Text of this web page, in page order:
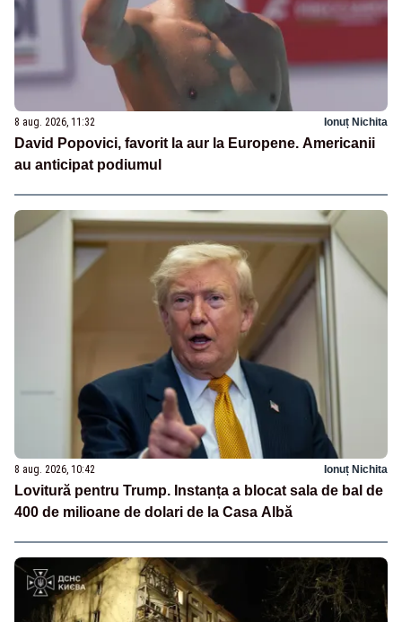
8 aug. 2026, 11:32 Ionuț Nichita
David Popovici, favorit la aur la Europene. Americanii
au anticipat podiumul
8 aug. 2026, 10:42 Ionuț Nichita
Lovitură pentru Trump. Instanța a blocat sala de bal de
400 de milioane de dolari de la Casa Albă